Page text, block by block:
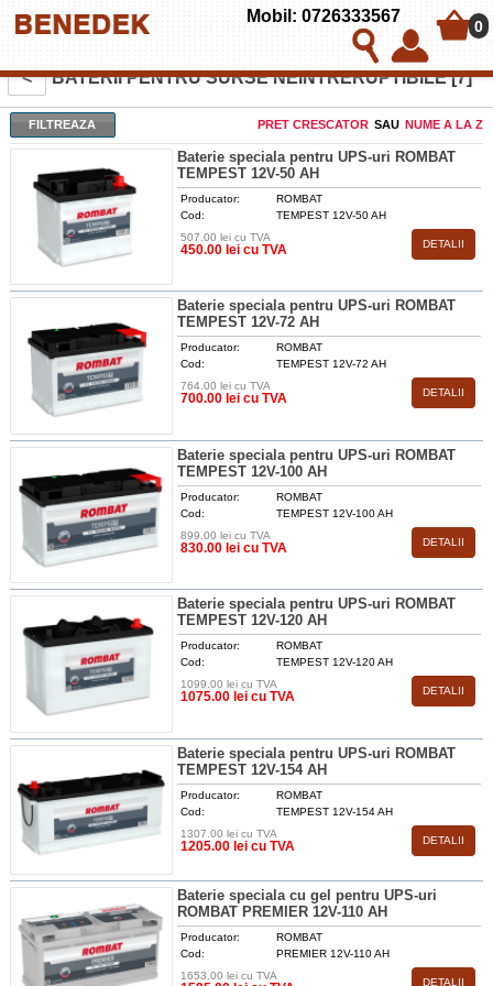
Mobil: 0726333567
0
< BATERII PENTRU SURSE NEINTRERUPTIBILE [7]
FILTREAZA NUME A LA Z
SAU
PRET CRESCATOR
Baterie speciala pentru UPS-uri ROMBAT
TEMPEST 12V-50 AH
Producator:
ROMBAT
Cod:
TEMPEST 12V-50 AH
507.00 lei cu TVA
450.00 lei cu TVA DETALII
Baterie speciala pentru UPS-uri ROMBAT
TEMPEST 12V-72 AH
Producator:
ROMBAT
Cod:
TEMPEST 12V-72 AH
764.00 lei cu TVA
700.00 lei cu TVA DETALII
Baterie speciala pentru UPS-uri ROMBAT
TEMPEST 12V-100 AH
Producator:
ROMBAT
Cod:
TEMPEST 12V-100 AH
899.00 lei cu TVA
830.00 lei cu TVA DETALII
Baterie speciala pentru UPS-uri ROMBAT
TEMPEST 12V-120 AH
Producator:
ROMBAT
Cod:
TEMPEST 12V-120 AH
1099.00 lei cu TVA
1075.00 lei cu TVA DETALII
Baterie speciala pentru UPS-uri ROMBAT
TEMPEST 12V-154 AH
Producator:
ROMBAT
Cod:
TEMPEST 12V-154 AH
1307.00 lei cu TVA
1205.00 lei cu TVA DETALII
Baterie speciala cu gel pentru UPS-uri
ROMBAT PREMIER 12V-110 AH
Producator:
ROMBAT
Cod:
PREMIER 12V-110 AH
1653.00 lei cu TVA
DETALII